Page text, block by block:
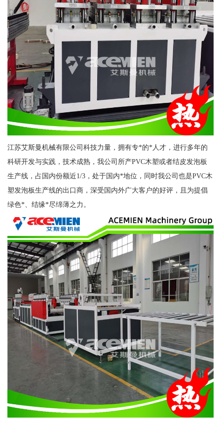
江苏艾斯曼机械有限公司科技力量，拥有专*的*人才，进行多年的
科研开发与实践，技术成熟，我公司所产PVC木塑或者结皮发泡板
生产线，占国内份额近1/3，处于国内*地位，同时我公司也是PVC木
塑发泡板生产线的出口商，深受国内外广大客户的好评，且为提倡
绿色*、结缘*尽绵薄之力。